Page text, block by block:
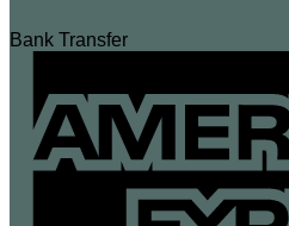
Bank Transfer